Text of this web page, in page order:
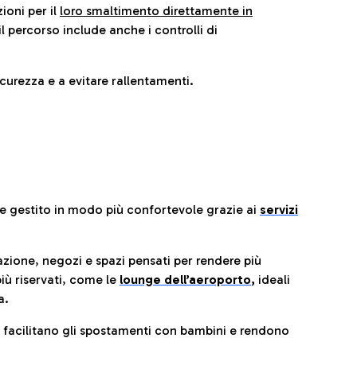
per il loro smaltimento direttamente in
percorso include anche i controlli di
e a evitare rallentamenti.
gestito in modo più confortevole grazie ai servizi
negozi e spazi pensati per rendere più
riservati, come le lounge dell’aeroporto, ideali
facilitano gli spostamenti con bambini e rendono